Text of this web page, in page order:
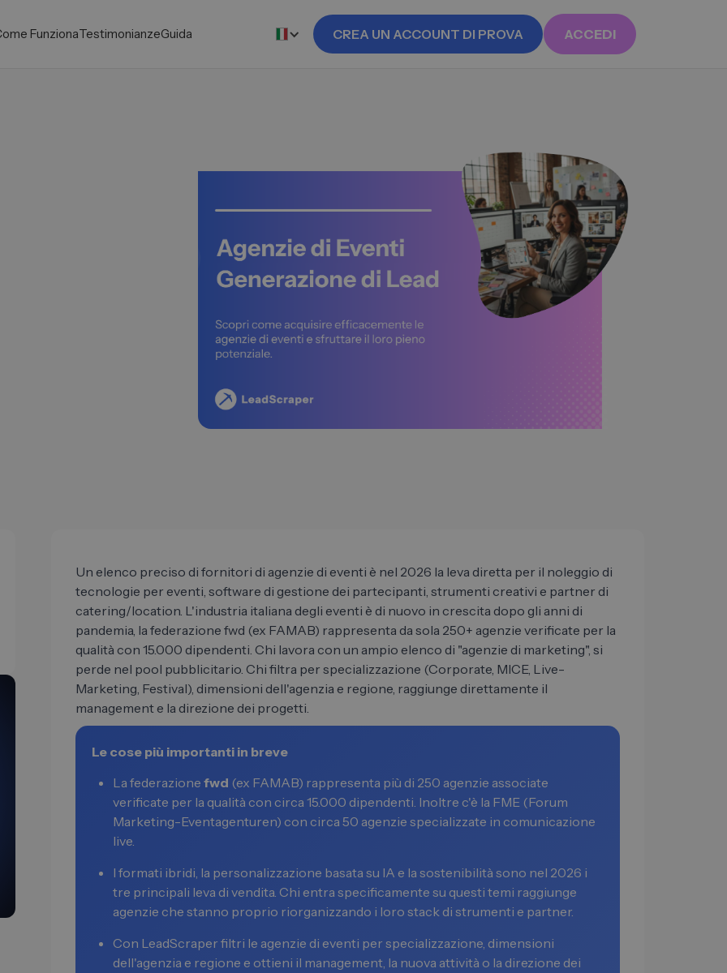
FunzionaTestimonianzeGuida CREA UN ACCOUNT DI PROVA ACCEDI
Un elenco preciso di fornitori di agenzie di eventi è nel 2026 la leva diretta per il noleggio di
tecnologie per eventi, software di gestione dei partecipanti, strumenti creativi e partner di
catering/location. L'industria italiana degli eventi è di nuovo in crescita dopo gli anni di
pandemia, la federazione fwd (ex FAMAB) rappresenta da sola 250+ agenzie verificate per la
qualità con 15.000 dipendenti. Chi lavora con un ampio elenco di "agenzie di marketing", si
perde nel pool pubblicitario. Chi filtra per specializzazione (Corporate, MICE, Live-
Marketing, Festival), dimensioni dell'agenzia e regione, raggiunge direttamente il
management e la direzione dei progetti.
Le cose più importanti in breve
La federazionefwd (ex FAMAB) rappresenta più di 250 agenzie associate
verificate per la qualità con circa 15.000 dipendenti. Inoltre c'è la FME (Forum
Marketing-Eventagenturen) con circa 50 agenzie specializzate in comunicazione
live.
I formati ibridi, la personalizzazione basata su IA e la sostenibilità sono nel 2026 i
tre principali leva di vendita. Chi entra specificamente su questi temi raggiunge
agenzie che stanno proprio riorganizzando i loro stack di strumenti e partner.
Con LeadScraper filtri le agenzie di eventi per specializzazione, dimensioni
dell'agenzia e regione e ottieni il management, la nuova attività o la direzione dei